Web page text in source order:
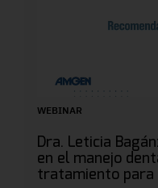
WEBINAR
Dra. Leticia
en el manejo
tratamiento para